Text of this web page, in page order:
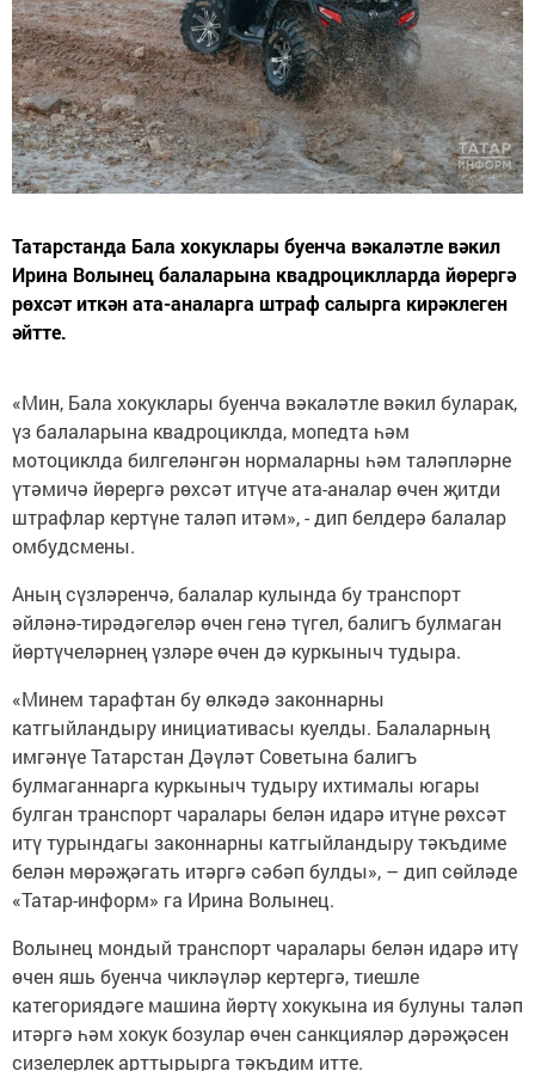
Татарстанда Бала хокуклары буенча вәкаләтле вәкил
Ирина Волынец балаларына квадроциклларда йөрергә
рөхсәт иткән ата-аналарга штраф салырга кирәклеген
әйтте.
«Мин, Бала хокуклары буенча вәкаләтле вәкил буларак,
үз балаларына квадроциклда, мопедта һәм
мотоциклда билгеләнгән нормаларны һәм таләпләрне
үтәмичә йөрергә рөхсәт итүче ата-аналар өчен җитди
штрафлар кертүне таләп итәм», - дип белдерә балалар
омбудсмены.
Аның сүзләренчә, балалар кулында бу транспорт
әйләнә-тирәдәгеләр өчен генә түгел, балигъ булмаган
йөртүчеләрнең үзләре өчен дә куркыныч тудыра.
«Минем тарафтан бу өлкәдә законнарны
катгыйландыру инициативасы куелды. Балаларның
имгәнүе Татарстан Дәүләт Советына балигъ
булмаганнарга куркыныч тудыру ихтималы югары
булган транспорт чаралары белән идарә итүне рөхсәт
итү турындагы законнарны катгыйландыру тәкъдиме
белән мөрәҗәгать итәргә сәбәп булды», – дип сөйләде
«Татар-информ» га Ирина Волынец.
Волынец мондый транспорт чаралары белән идарә итү
өчен яшь буенча чикләүләр кертергә, тиешле
категориядәге машина йөртү хокукына ия булуны таләп
итәргә һәм хокук бозулар өчен санкцияләр дәрәҗәсен
сизелерлек арттырырга тәкъдим итте.